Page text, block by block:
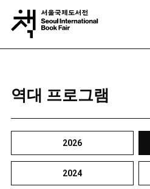
역대 프로그램
2026
2024